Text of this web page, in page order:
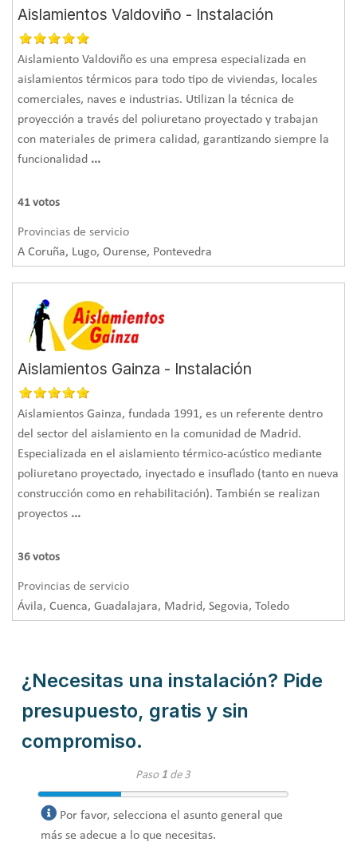
Aislamientos Valdoviño - Instalación
Aislamiento Valdoviño es una empresa especializada en
aislamientos térmicos para todo tipo de viviendas, locales
comerciales, naves e industrias. Utilizan la técnica de
proyección a través del poliuretano proyectado y trabajan
con materiales de primera calidad, garantizando siempre la
funcionalidad ...
41 votos
Provincias de servicio
A Coruña, Lugo, Ourense, Pontevedra
Aislamientos Gainza - Instalación
Aislamientos Gainza, fundada 1991, es un referente dentro
del sector del aislamiento en la comunidad de Madrid.
Especializada en el aislamiento térmico-acústico mediante
poliuretano proyectado, inyectado e insuflado (tanto en nueva
construcción como en rehabilitación). También se realizan
proyectos ...
36 votos
Provincias de servicio
Ávila, Cuenca, Guadalajara, Madrid, Segovia, Toledo
¿Necesitas una instalación? Pide
presupuesto, gratis y sin
compromiso.
Paso 1de 3
Por favor, selecciona el asunto general que
más se adecue a lo que necesitas.